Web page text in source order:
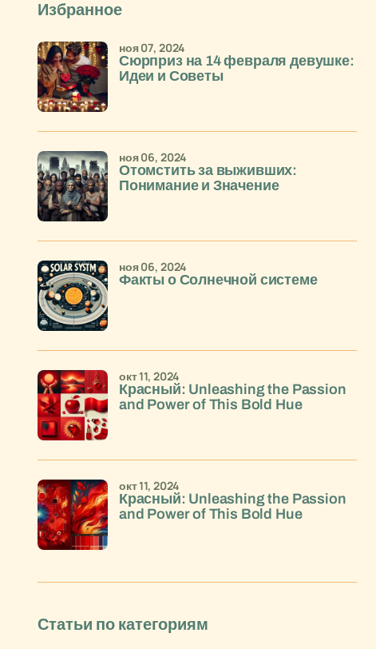
Избранное
Сюрприз на 14 февраля девушке:
Идеи и Советы
ноя 07, 2024
Отомстить за выживших:
Понимание и Значение
ноя 06, 2024
Факты о Солнечной системе
ноя 06, 2024
Красный: Unleashing the Passion
and Power of This Bold Hue
окт 11, 2024
Красный: Unleashing the Passion
and Power of This Bold Hue
окт 11, 2024
Статьи по категориям